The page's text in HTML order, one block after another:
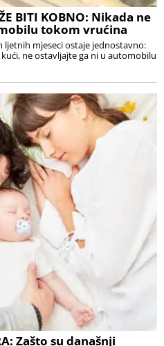
BITI KOBNO: Nikada ne
tokom vrućina
ljetnih mjeseci ostaje jednostavno:
ne ostavljajte ga ni u automobilu
Zašto su današnji